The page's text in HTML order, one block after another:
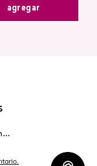
agregar